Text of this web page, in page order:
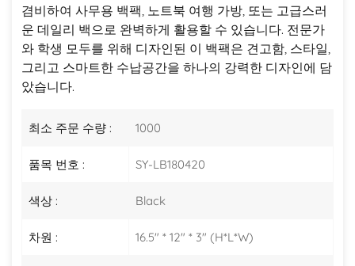
겸비하여 사무용 백팩, 노트북 여행 가방, 또는 고급스러
운 데일리 백으로 완벽하게 활용할 수 있습니다. 전문가
와 학생 모두를 위해 디자인된 이 백팩은 견고함, 스타일,
그리고 스마트한 수납공간을 하나의 강력한 디자인에 담
았습니다.
최소 주문 수량 : 1000
품목 번호 : SY-LB180420
색상 : Black
차원 : 16.5" * 12" * 3" (H*L*W)